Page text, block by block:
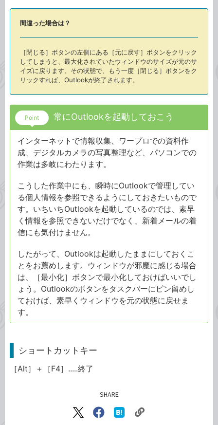
間違った場合は？
［閉じる］ボタンの左側にある［元に戻す］ボタンをクリック
してしまうと、最大化されていたウィンドウのサイズが元のサ
イズに戻ります。その状態で、もう一度［閉じる］ボタンをク
リックすれば、Outlookが終了されます。
Point 常にOutlookを起動しておこう
インターネットで情報収集、ワープロでの資料作
成、デジタルカメラの写真整理など、パソコンでの
作業は多岐にわたります。
こうした作業中にも、瞬時にOutlookで管理してい
る個人情報を参照できるようにしておきたいもので
す。いちいちOutlookを起動しているのでは、素早
く情報を参照できないだけでなく、新着メールの着
信にも気付けません。
したがって、Outlookは起動したままにしておくこ
とをお薦めします。ウィンドウが邪魔に感じる場合
は、［最小化］ボタンで最小化しておけばいいでし
ょう。Outlookのボタンをタスクバーにピン留めし
ておけば、素早くウィンドウを元の状態に戻せま
す。
ショートカットキー
［Alt］＋［F4］.....終了
SHARE
X（旧
Facebook